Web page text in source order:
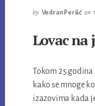
by Vedran Peršić on
Lovac na
Tokom 25
kako se mnoge
izazovima kada